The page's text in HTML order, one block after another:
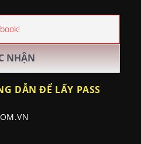
DẪN ĐỂ LẤY PASS